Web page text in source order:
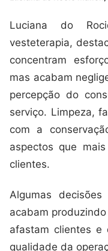
Luciana do
vesteterapia,
concentram
mas acabam
percepção do
serviço. Limpeza,
com a
aspectos que
clientes.
Algumas
acabam
afastam clientes e
qualidade da